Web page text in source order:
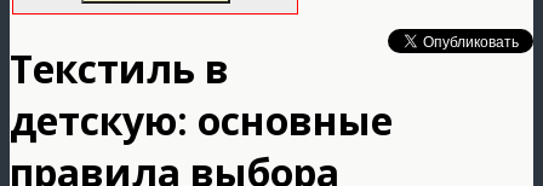
Текстиль в
детскую: основные
правила выбора